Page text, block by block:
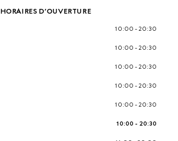
HORAIRES D’OUVERTURE
10:00 - 20:30
10:00 - 20:30
10:00 - 20:30
10:00 - 20:30
10:00 - 20:30
10:00 - 20:30